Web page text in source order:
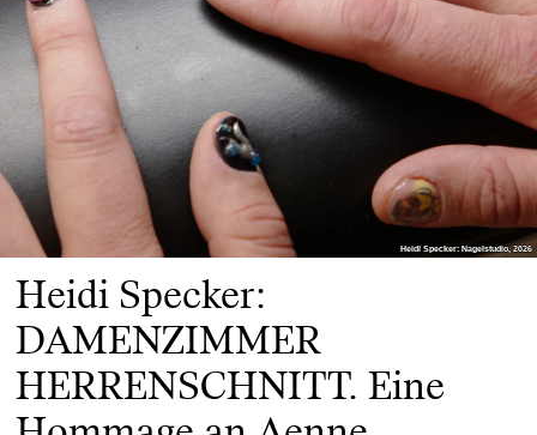
Heidi Specker: Nagelstudio, 2026
Heidi Specker: Nagelstudio, 2026
Heidi Specker:
DAMENZIMMER
HERRENSCHNITT. Eine